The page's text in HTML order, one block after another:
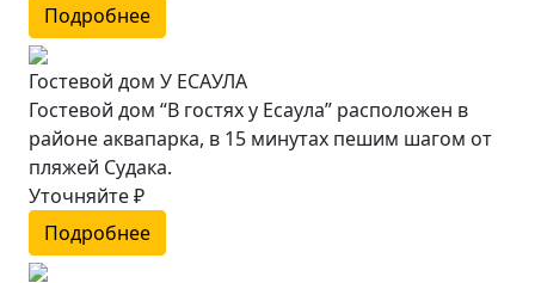
Подробнее
Гостевой дом У ЕСАУЛА
Гостевой дом “В гостях у Есаула” расположен в
районе аквапарка, в 15 минутах пешим шагом от
пляжей Судака.
Уточняйте ₽
Подробнее